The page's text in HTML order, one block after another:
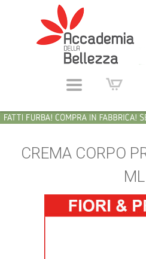
CREMA CORPO
ML